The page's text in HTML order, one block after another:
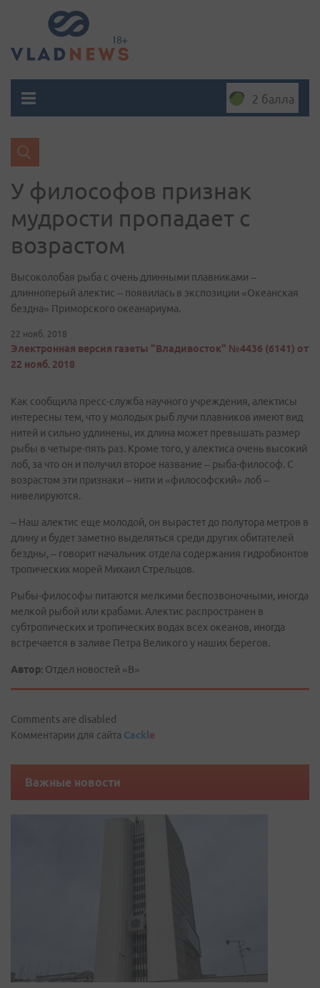
2 балла
У философов признак
мудрости пропадает с
возрастом
Высоколобая рыба с очень длинными плавниками –
длинноперый алектис – появилась в экспозиции «Океанская
бездна» Приморского океанариума.
22 нояб. 2018
Электронная версия газеты "Владивосток" №4436 (6141) от
22 нояб. 2018
Как сообщила пресс-служба научного учреждения, алектисы
интересны тем, что у молодых рыб лучи плавников имеют вид
нитей и сильно удлинены, их длина может превышать размер
рыбы в четыре-пять раз. Кроме того, у алектиса очень высокий
лоб, за что он и получил второе название – рыба-философ. С
возрастом эти признаки – нити и «философский» лоб –
нивелируются.
– Наш алектис еще молодой, он вырастет до полутора метров в
длину и будет заметно выделяться среди других обитателей
бездны, – говорит начальник отдела содержания гидробионтов
тропических морей Михаил Стрельцов.
Рыбы-философы питаются мелкими беспозвоночными, иногда
мелкой рыбой или крабами. Алектис распространен в
субтропических и тропических водах всех океанов, иногда
встречается в заливе Петра Великого у наших берегов.
Автор: Отдел новостей «В»
Comments are disabled
Комментарии для сайта Cackle
Важные новости